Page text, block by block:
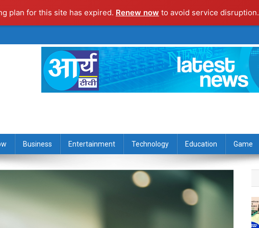
plan for this site has expired. Renew now to avoid service disruption.
Business Entertainment Technology Education Game